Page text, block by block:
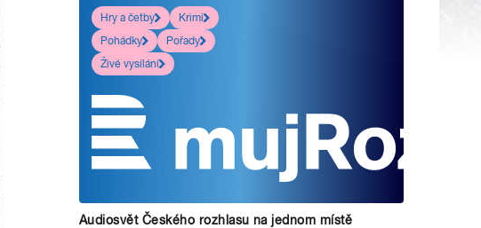
Hry a četby
Krimi
Pohádky
Pořady
Živé vysílání
Audiosvět Českého rozhlasu na jednom místě